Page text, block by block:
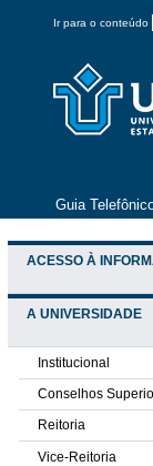
Ir para o conteúdo
Guia
ACESSO À
A UNIVERSIDADE
Institucional
Conselhos
Reitoria
Vice-Reitoria